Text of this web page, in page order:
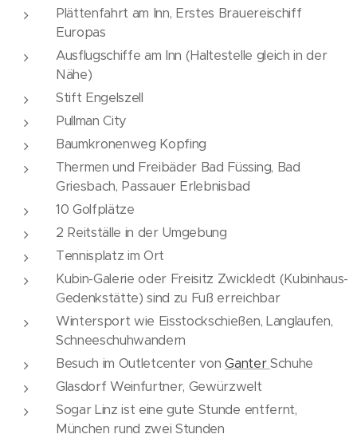
Plättenfahrt am Inn, Erstes Brauereischiff
Europas
Ausflugschiffe am Inn (Haltestelle gleich in der
Nähe)
Stift Engelszell
Pullman City
Baumkronenweg Kopfing
Thermen und Freibäder Bad Füssing, Bad
Griesbach, Passauer Erlebnisbad
10 Golfplätze
2 Reitställe in der Umgebung
Tennisplatz im Ort
Kubin-Galerie oder Freisitz Zwickledt (Kubinhaus-
Gedenkstätte) sind zu Fuß erreichbar
Wintersport wie Eisstockschießen, Langlaufen,
Schneeschuhwandern
Besuch im Outletcenter vonGanterSchuhe
Glasdorf Weinfurtner, Gewürzwelt
Sogar Linz ist eine gute Stunde entfernt,
München rund zwei Stunden